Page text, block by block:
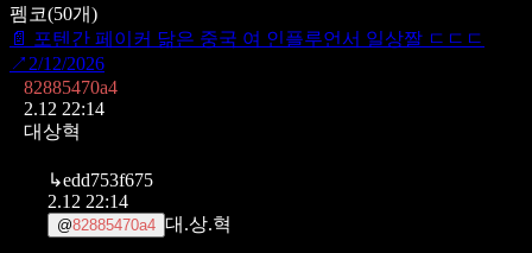
펨코(50개)
📄
포텐간 페이커 닮은 중국 여 인플루언서 일상짤 ㄷㄷㄷ
↗ 2/12/2026
82885470a4
2.12 22:14
대상혁
↳edd753f675
2.12 22:14
@82885470a4 대.상.혁